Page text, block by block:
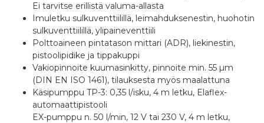
Ei tarvitse erillistä valuma-allasta
Imuletku sulkuventtiilillä, leimahduksenestin, huohotin
sulkuventtiilillä, ylipaineventtiili
Polttoaineen pintatason mittari (ADR), liekinestin,
pistoolipidike ja tippakuppi
Vakiopinnoite kuumasinkitty, pinnoite min. 55 µm
(DIN EN ISO 1461), tilauksesta myös maalattuna
Käsipumppu TP-3: 0,35 l/isku, 4 m letku, Elaflex-
automaattipistooli
EX-pumppu n. 50 l/min, 12 V tai 230 V, 4 m letku,